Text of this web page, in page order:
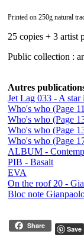
Printed on 250g natural
25 copies + 3 artist
Public collection :
Autres
Jet Lag 033 - A star
Who's who (Page
Who's who (Page
Who's who (Page
Who's who (Page
ALBUM -
PIB - Basalt
EVA
On the roof 20 -
Bloc note
Share Save